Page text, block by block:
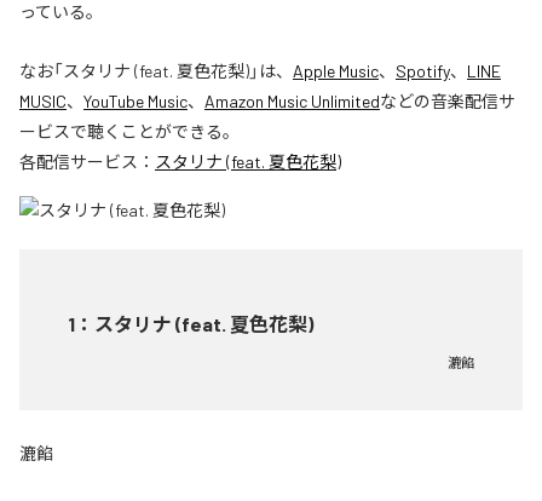
っている。
なお「スタリナ (feat. 夏色花梨)」は、 Apple Music、 Spotify、 LINE
MUSIC、 YouTube Music、 Amazon Music Unlimitedなどの音楽配信サ
ービスで聴くことができる。
各配信サービス： スタリナ (feat. 夏色花梨)
1 ： スタリナ (feat. 夏色花梨)
漉餡
漉餡